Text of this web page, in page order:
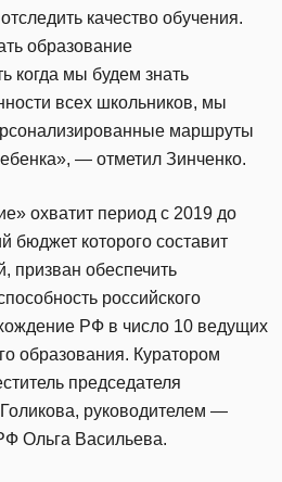
качество обучения.
образование
когда мы будем знать
всех школьников, мы
маршруты
— отметил Зинченко.
охватит период с 2019 до
бюджет которого составит
призван обеспечить
российского
РФ в число 10 ведущих
образования. Куратором
председателя
руководителем —
Ольга Васильева.